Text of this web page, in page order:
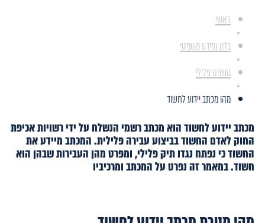
ראשי
בלוג ומידע משפטי
משפט פלילי
מהו מכתב יידוע לחשוד
מכתב יידוע לחשוד הוא מכתב רשמי הנשלח על ידי רשויות אכיפת
החוק לאדם החשוד בביצוע עבירה פלילית. המכתב מיידע את
החשוד כי נפתח נגדו תיק פלילי, ומפרט מהן העבירות שבהן הוא
חשוד. במאמר זה נפרט על המכתב ומרכיביו